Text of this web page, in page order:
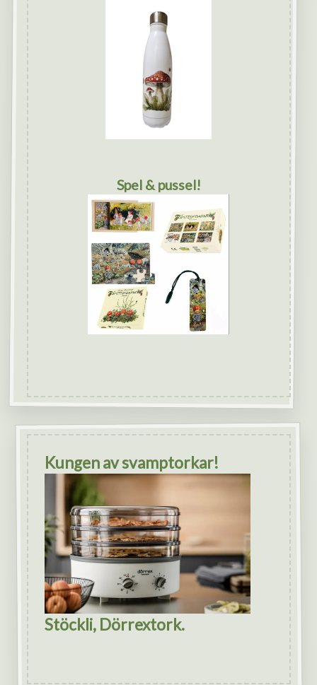
Spel & pussel!
Kungen av svamptorkar!
Stöckli, Dörrextork.